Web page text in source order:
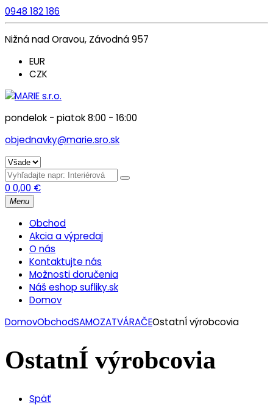
0948 182 186
Nižná nad Oravou, Závodná 957
EUR
CZK
pondelok - piatok 8:00 - 16:00
objednavky@marie.sro.sk
0 0,00 €
Menu
Obchod
Akcia a výpredaj
O nás
Kontaktujte nás
Možnosti doručenia
Náš eshop sufliky.sk
Domov
DomovObchodSAMOZATVÁRAČEOstatnÍ výrobcovia
OstatnÍ výrobcovia
Späť